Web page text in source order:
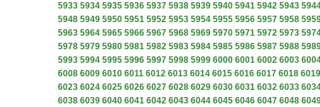
5933 5934 5935 5936 5937 5938 5939 5940 5941 5942 5943
5948 5949 5950 5951 5952 5953 5954 5955 5956 5957 5958
5963 5964 5965 5966 5967 5968 5969 5970 5971 5972 5973
5978 5979 5980 5981 5982 5983 5984 5985 5986 5987 5988
5993 5994 5995 5996 5997 5998 5999 6000 6001 6002 6003
6008 6009 6010 6011 6012 6013 6014 6015 6016 6017 6018 6019
6023 6024 6025 6026 6027 6028 6029 6030 6031 6032 6033
6038 6039 6040 6041 6042 6043 6044 6045 6046 6047 6048